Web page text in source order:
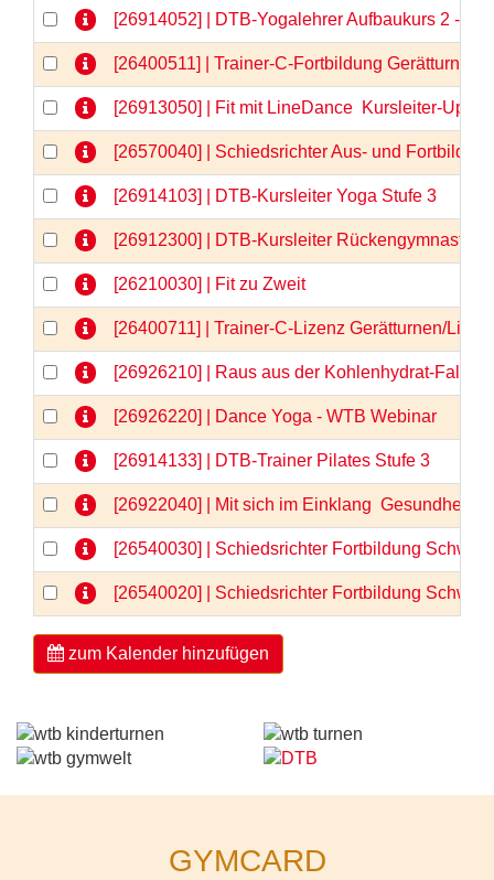
[26914052] | DTB-Yogalehrer Aufbaukurs 2 -
[26400511] | Trainer-C-Fortbildung Gerätturnen
[26913050] | Fit mit LineDance  Kursleiter-
[26570040] | Schiedsrichter Aus- und
[26914103] | DTB-Kursleiter Yoga Stufe 3
[26912300] | DTB-Kursleiter Rückengymnastik
[26210030] | Fit zu Zweit
[26400711] | Trainer-C-Lizenz Gerätturnen/
[26926210] | Raus aus der Kohlenhydrat-Falle
[26926220] | Dance Yoga - WTB Webinar
[26914133] | DTB-Trainer Pilates Stufe 3
[26922040] | Mit sich im Einklang  Gesundheit
[26540030] | Schiedsrichter Fortbildung
[26540020] | Schiedsrichter Fortbildung
zum Kalender hinzufügen
GYMCARD